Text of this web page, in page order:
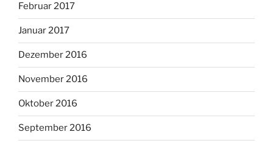
Februar 2017
Januar 2017
Dezember 2016
November 2016
Oktober 2016
September 2016